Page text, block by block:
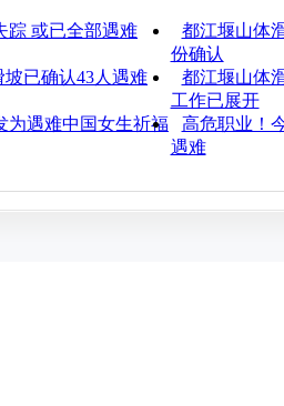
踪 或已全部遇难
都江堰山体
份确认
坡已确认43人遇难
都江堰山体
工作已展开
为遇难中国女生祈福
高危职业！
遇难